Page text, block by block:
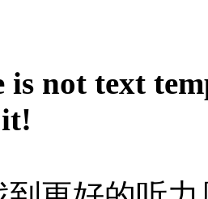
is not text